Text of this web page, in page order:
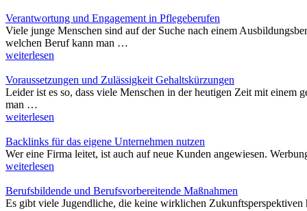
Verantwortung und Engagement in Pflegeberufen
Viele junge Menschen sind auf der Suche nach einem
welchen Beruf kann man …
weiterlesen
Voraussetzungen und Zulässigkeit Gehaltskürzungen
Leider ist es so, dass viele Menschen in der heutigen Zeit mit einem
man …
weiterlesen
Backlinks für das eigene Unternehmen nutzen
Wer eine Firma leitet, ist auch auf neue Kunden angewiesen.
weiterlesen
Berufsbildende und Berufsvorbereitende Maßnahmen
Es gibt viele Jugendliche, die keine wirklichen